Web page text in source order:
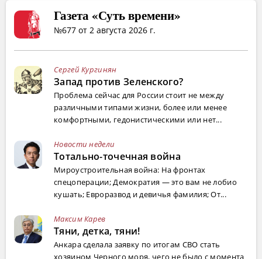
Газета «Суть времени»
№677 от 2 августа 2026 г.
Сергей Кургинян
Запад против Зеленского?
Проблема сейчас для России стоит не между
различными типами жизни, более или менее
комфортными, гедонистическими или нет...
Новости недели
Тотально-точечная война
Мироустроительная война: На фронтах
спецоперации; Демократия — это вам не лобио
кушать; Евроразвод и девичья фамилия; От...
Максим Карев
Тяни, детка, тяни!
Анкара сделала заявку по итогам СВО стать
хозяином Черного моря, чего не было с момента